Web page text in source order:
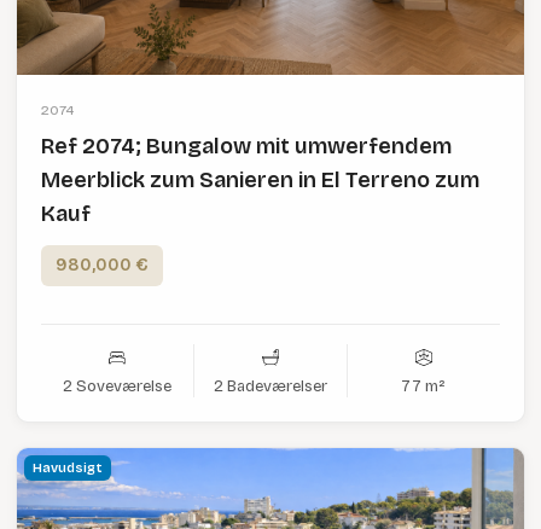
2074
Ref 2074; Bungalow mit umwerfendem
Meerblick zum Sanieren in El Terreno zum
Kauf
980,000 €
2 Soveværelse 2 Badeværelser 77 m²
Havudsigt